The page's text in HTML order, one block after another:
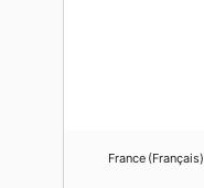
France (Français)